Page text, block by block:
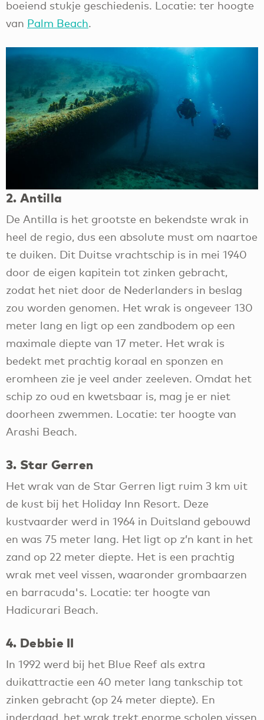
boeiend stukje geschiedenis. Locatie: ter hoogte
van Palm Beach.
2. Antilla
De Antilla is het grootste en bekendste wrak in
heel de regio, dus een absolute must om naartoe
te duiken. Dit Duitse vrachtschip is in mei 1940
door de eigen kapitein tot zinken gebracht,
zodat het niet door de Nederlanders in beslag
zou worden genomen. Het wrak is ongeveer 130
meter lang en ligt op een zandbodem op een
maximale diepte van 17 meter. Het wrak is
bedekt met prachtig koraal en sponzen en
eromheen zie je veel ander zeeleven. Omdat het
schip zo oud en kwetsbaar is, mag je er niet
doorheen zwemmen. Locatie: ter hoogte van
Arashi Beach.
3. Star Gerren
Het wrak van de Star Gerren ligt ruim 3 km uit
de kust bij het Holiday Inn Resort. Deze
kustvaarder werd in 1964 in Duitsland gebouwd
en was 75 meter lang. Het ligt op z’n kant in het
zand op 22 meter diepte. Het is een prachtig
wrak met veel vissen, waaronder grombaarzen
en barracuda's. Locatie: ter hoogte van
Hadicurari Beach.
4. Debbie II
In 1992 werd bij het Blue Reef als extra
duikattractie een 40 meter lang tankschip tot
zinken gebracht (op 24 meter diepte). En
inderdaad, het wrak trekt enorme scholen vissen